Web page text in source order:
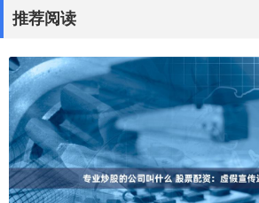
推荐阅读